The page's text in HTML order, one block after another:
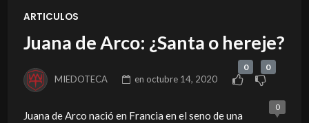
ARTICULOS
Juana de Arco: ¿Santa o hereje?
MIEDOTECA en octubre 14, 2020
0 0
0
Juana de Arco nació en Francia en el seno de una